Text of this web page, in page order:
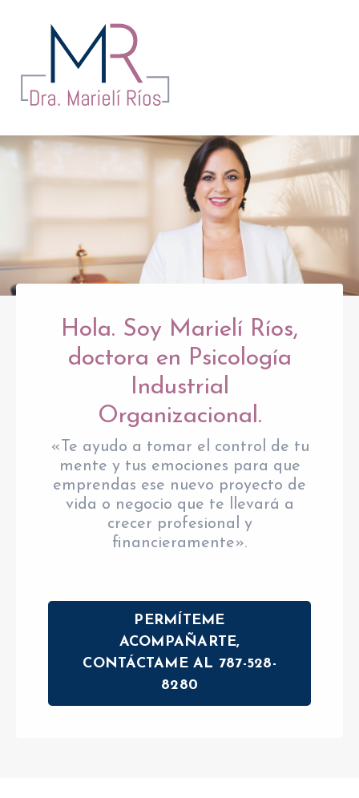
Hola. Soy Marielí Ríos,
doctora en Psicología
Industrial
Organizacional.
«Te ayudo a tomar el control de tu
mente y tus emociones para que
emprendas ese nuevo proyecto de
vida o negocio que te llevará a
crecer profesional y
financieramente».
PERMÍTEME
ACOMPAÑARTE,
CONTÁCTAME AL 787-528-
8280